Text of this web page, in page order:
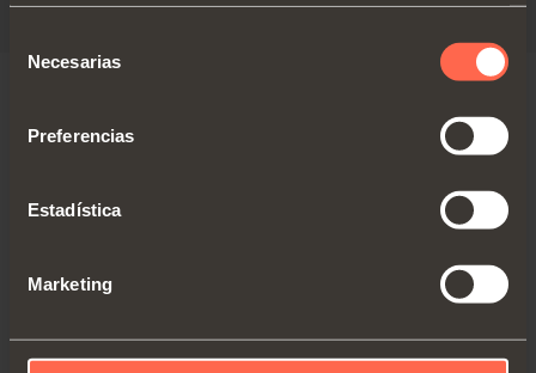
Necesarias
Preferencias
Estadística
Marketing
VERSIONES